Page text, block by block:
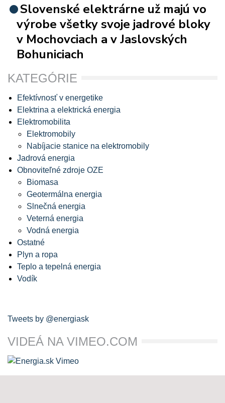
Slovenské elektrárne už majú vo
výrobe všetky svoje jadrové bloky
v Mochovciach a v Jaslovských
Bohuniciach
KATEGÓRIE
Efektívnosť v energetike
Elektrina a elektrická energia
Elektromobilita
Elektromobily
Nabíjacie stanice na elektromobily
Jadrová energia
Obnoviteľné zdroje OZE
Biomasa
Geotermálna energia
Slnečná energia
Veterná energia
Vodná energia
Ostatné
Plyn a ropa
Teplo a tepelná energia
Vodík
Tweets by @energiask
VIDEÁ NA VIMEO.COM